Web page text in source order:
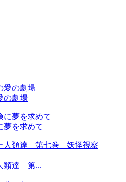
の劇場
夢を求めて
類達 第...